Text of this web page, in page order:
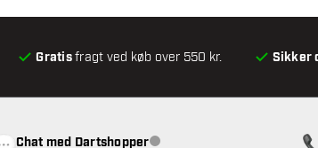
Gratisfragt ved køb over 550 kr. Sikker
Chat med Dartshopper